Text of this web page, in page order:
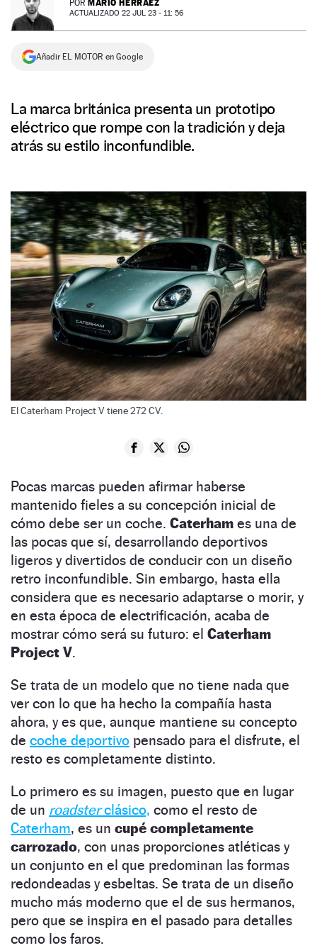
NEWSLETTER
SÍGUENOS
POR MARIO HERRÁEZ
ACTUALIZADO 22 JUL 23 - 11: 56
Añadir EL MOTOR en Google
La marca británica presenta un prototipo
eléctrico que rompe con la tradición y deja
atrás su estilo inconfundible.
El Caterham Project V tiene 272 CV.
Pocas marcas pueden afirmar haberse
mantenido fieles a su concepción inicial de
cómo debe ser un coche. Caterham es una de
las pocas que sí, desarrollando deportivos
ligeros y divertidos de conducir con un diseño
retro inconfundible. Sin embargo, hasta ella
considera que es necesario adaptarse o morir, y
en esta época de electrificación, acaba de
mostrar cómo será su futuro: el Caterham
Project V.
Se trata de un modelo que no tiene nada que
ver con lo que ha hecho la compañía hasta
ahora, y es que, aunque mantiene su concepto
de coche deportivo pensado para el disfrute, el
resto es completamente distinto.
Lo primero es su imagen, puesto que en lugar
de un roadsterclásico, como el resto de
Caterham, es un cupé completamente
carrozado, con unas proporciones atléticas y
un conjunto en el que predominan las formas
redondeadas y esbeltas. Se trata de un diseño
mucho más moderno que el de sus hermanos,
pero que se inspira en el pasado para detalles
como los faros.